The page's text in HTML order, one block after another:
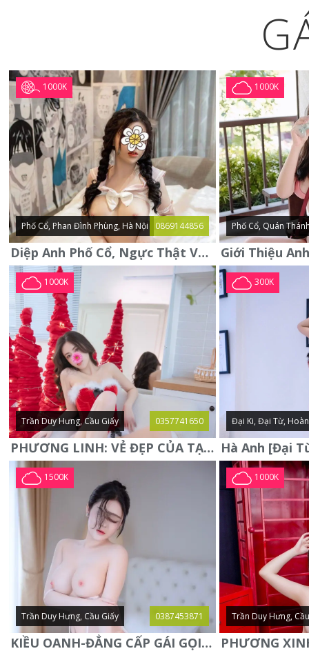
1000K
Phố Cổ, Phan Đình Phùng, Hà Nội 0869144856
Diệp Anh Phố Cổ, Ngực Thật Vú To Thơm Tho Quyến Rũ
1000K
Phố Cổ, Quán
1000K
Trần Duy Hưng, Cầu Giấy 0357741650
PHƯƠNG LINH: VẺ ĐẸP CỦA TẠO HÓA, XINH ĐẸP, SEXY, QUYỄN RŨ
300K
Đại Ki, Đại Từ,
1500K
Trần Duy Hưng, Cầu Giấy 0387453871
KIỀU OANH-ĐẲNG CẤP GÁI GỌI XINH SANG-NGOAN NGOÃN
1000K
Trần Duy Hưng,